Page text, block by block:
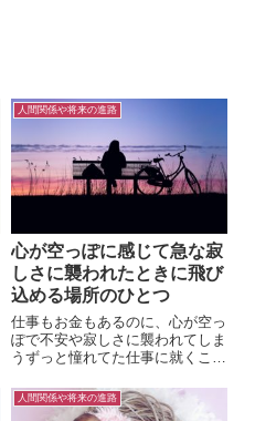
人間関係や将来の進路
心が空っぽに感じて急な寂
しさに襲われたときに飛び
込める場所のひとつ
仕事もお金もあるのに、心が空っ
ぽで不安や寂しさに襲われてしま
うずっと憧れてた仕事に就くこと
もない。周りからすれば、やりた
いことをやって友達も多いように
人間関係や将来の進路